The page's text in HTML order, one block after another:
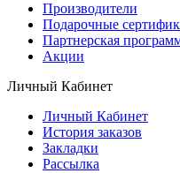
Производители
Подарочные
Партнерская
Акции
Личный Кабинет
Личный Кабинет
История заказов
Закладки
Рассылка